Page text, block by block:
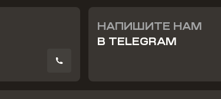
НАПИШИТЕ НАМ
В TELEGRAM